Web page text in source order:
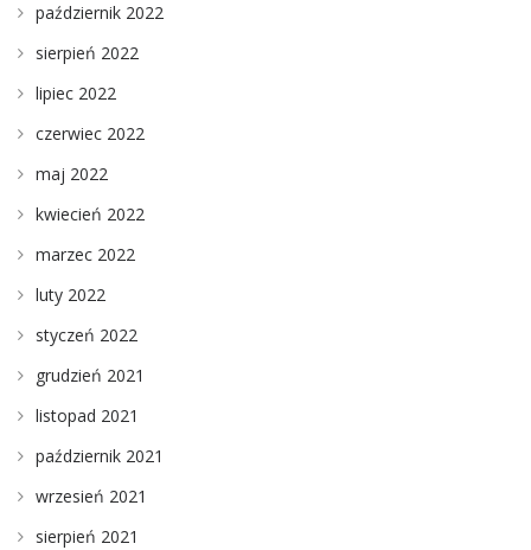
październik 2022
sierpień 2022
lipiec 2022
czerwiec 2022
maj 2022
kwiecień 2022
marzec 2022
luty 2022
styczeń 2022
grudzień 2021
listopad 2021
październik 2021
wrzesień 2021
sierpień 2021